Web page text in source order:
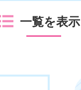
一覧を表示